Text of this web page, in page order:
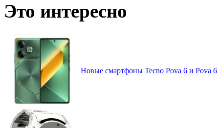
месяцам
Это интересно
Новые смартфоны Tecno Pova 6 и Pova